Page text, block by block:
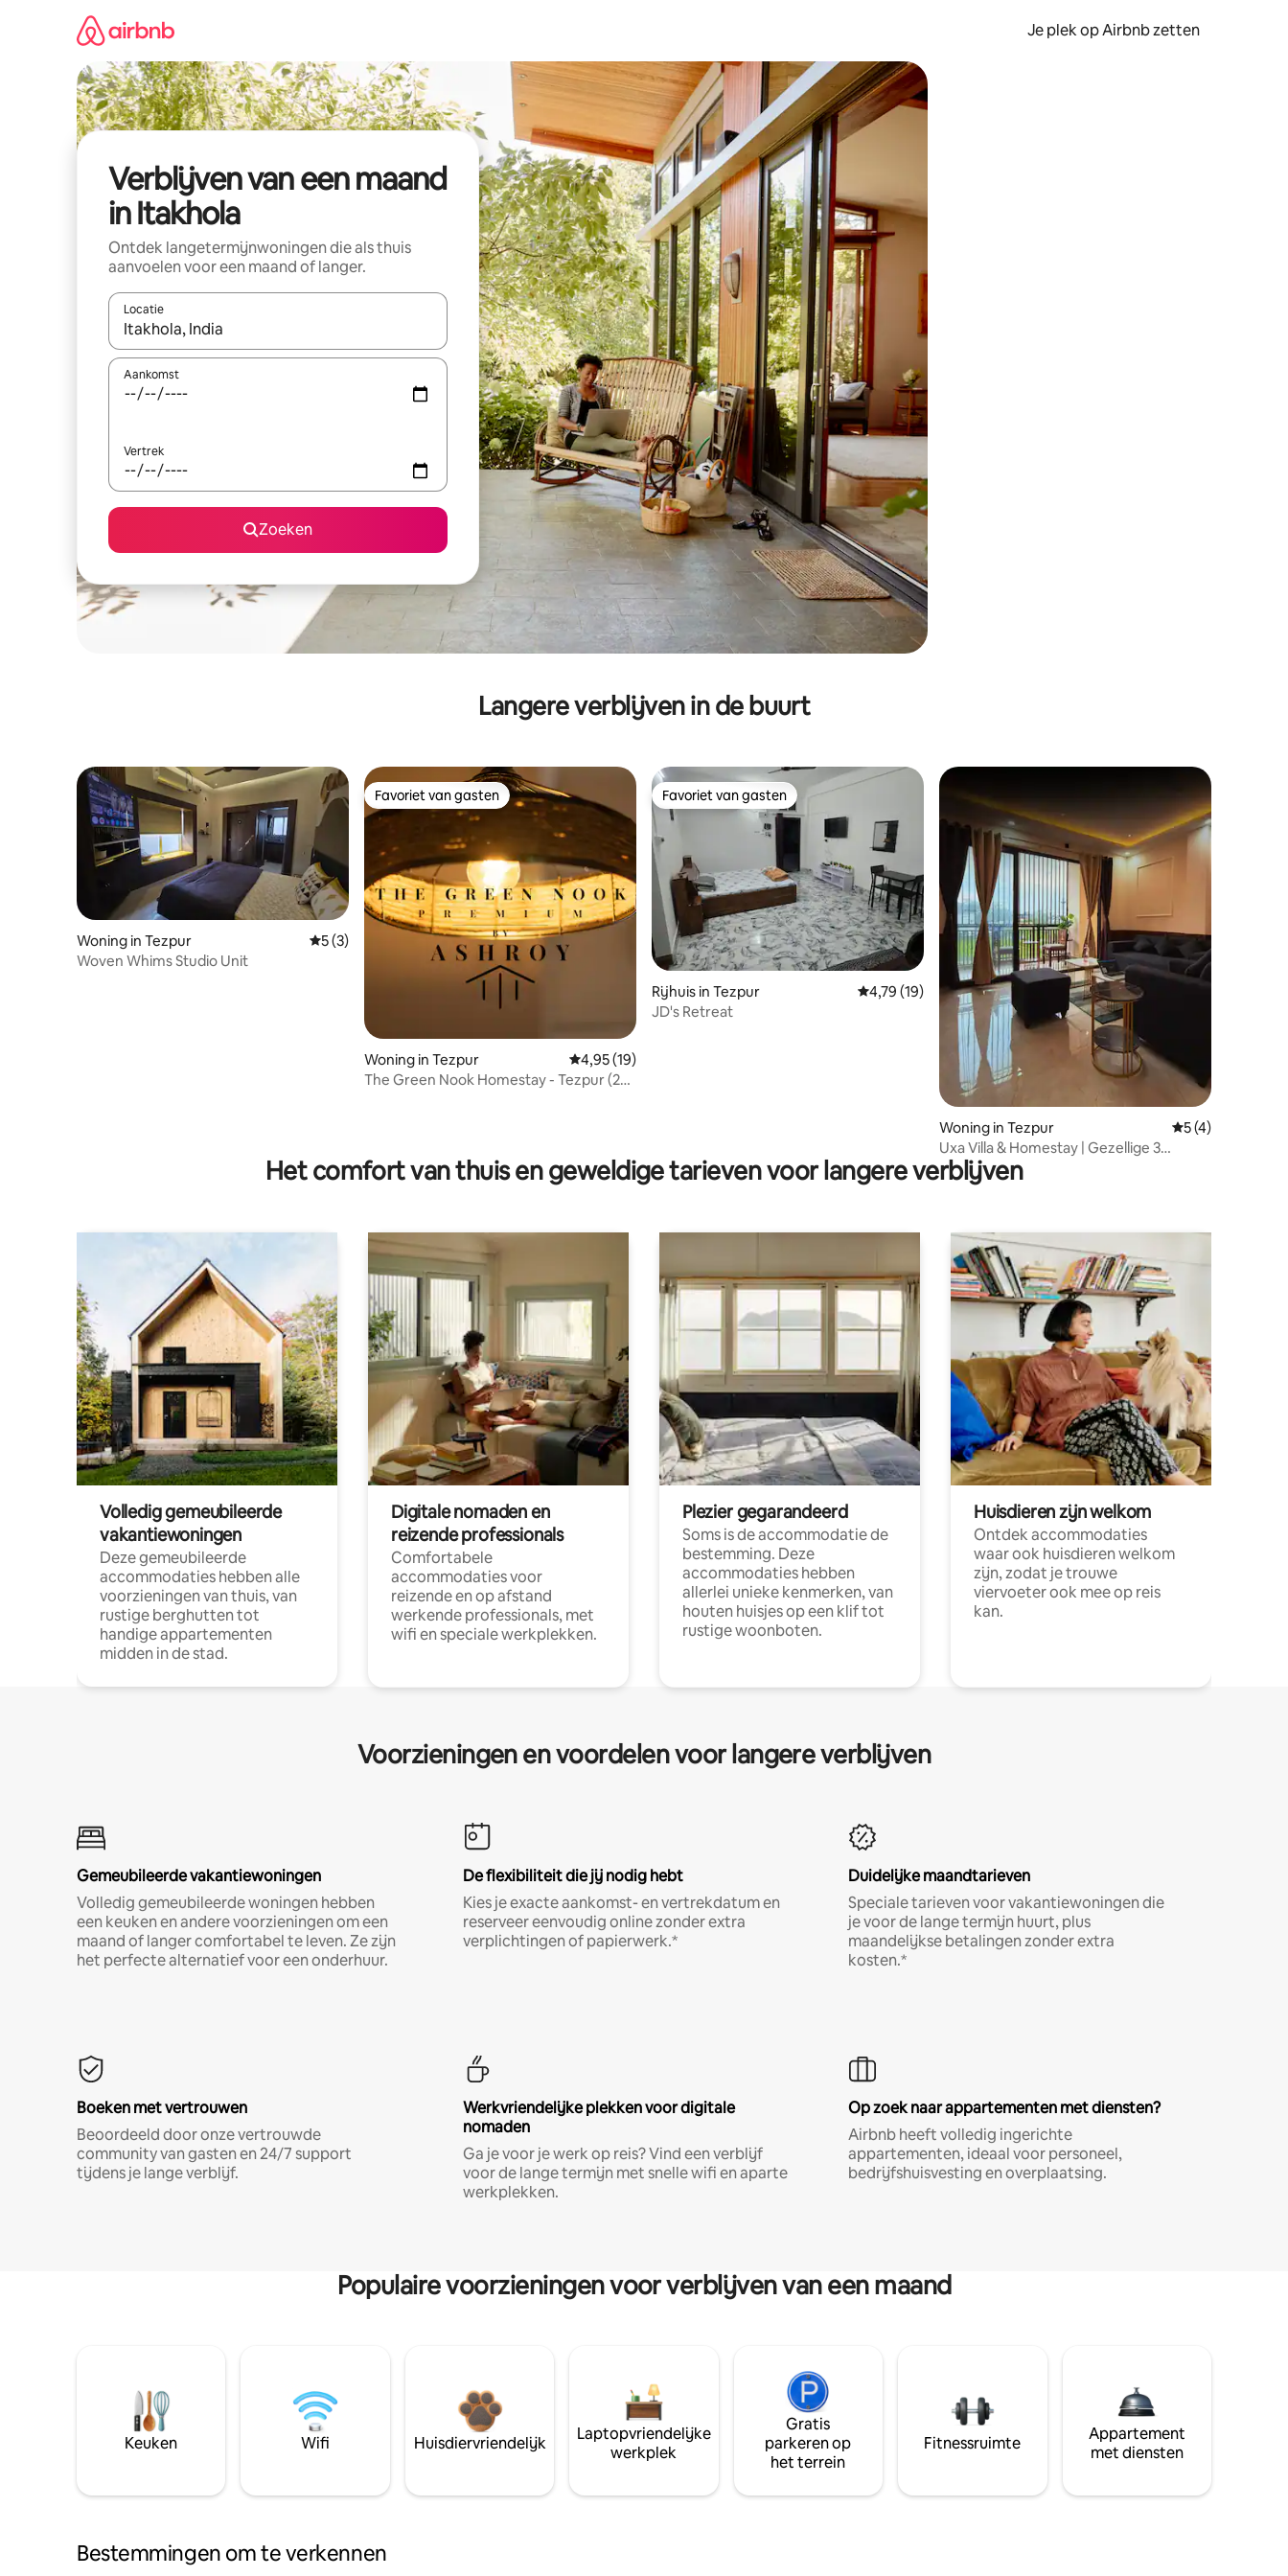
Je plek op Airbnb zetten
Verblijven van een maand
in Itakhola
Ontdek langetermijnwoningen die als thuis
aanvoelen voor een maand of langer.
Locatie
Wanneer er resultaten beschikbaar zijn, maak je een keuze met je de pijltjestoetsen omhoog en omlaag, óf door te tikken of swipen.
Aankomst
Vertrek
Zoeken
Langere verblijven in de buurt
Woning in Tezpur Gemiddelde beoordeling van 5 op 5, 3 recensies
5 (3)
Woven Whims Studio Unit
Favoriet van gasten
Favoriet van gasten
Woning in Tezpur Gemiddelde beoordeling van 4,95 op 5, 19 recensies
4,95 (19)
The Green Nook Homestay - Tezpur (2
Favoriet van gasten
Favoriet van gasten
Rijhuis in Tezpur Gemiddelde beoordeling van 4,79 op 5, 19 recensies
4,79 (19)
JD's Retreat
Woning in Tezpur Gemiddelde
5 (4)
Uxa Villa & Homestay | Gezellige 3
slaapkamers met woonkamer en lounge
| Airconditioning
Het comfort van thuis en geweldige tarieven voor langere verblijven
Volledig gemeubileerde
vakantiewoningen
Deze gemeubileerde
accommodaties hebben alle
voorzieningen van thuis, van
rustige berghutten tot
handige appartementen
midden in de stad.
Digitale nomaden en
reizende professionals
Comfortabele
accommodaties voor
reizende en op afstand
werkende professionals, met
wifi en speciale werkplekken.
Plezier gegarandeerd
Soms is de accommodatie de
bestemming. Deze
accommodaties hebben
allerlei unieke kenmerken, van
houten huisjes op een klif tot
rustige woonboten.
Huisdieren zijn welkom
Ontdek accommodaties
waar ook huisdieren welkom
zijn, zodat je trouwe
viervoeter ook mee op reis
kan.
Voorzieningen en voordelen voor langere verblijven
Gemeubileerde vakantiewoningen
Volledig gemeubileerde woningen hebben
een keuken en andere voorzieningen om een
maand of langer comfortabel te leven. Ze zijn
het perfecte alternatief voor een onderhuur.
De flexibiliteit die jij nodig hebt
Kies je exacte aankomst- en vertrekdatum en
reserveer eenvoudig online zonder extra
verplichtingen of papierwerk.*
Duidelijke maandtarieven
Speciale tarieven voor vakantiewoningen die
je voor de lange termijn huurt, plus
maandelijkse betalingen zonder extra
kosten.*
Boeken met vertrouwen
Beoordeeld door onze vertrouwde
community van gasten en 24/7 support
tijdens je lange verblijf.
Werkvriendelijke plekken voor digitale
nomaden
Ga je voor je werk op reis? Vind een verblijf
voor de lange termijn met snelle wifi en aparte
werkplekken.
Op zoek naar appartementen met diensten?
Airbnb heeft volledig ingerichte
appartementen, ideaal voor personeel,
bedrijfshuisvesting en overplaatsing.
Populaire voorzieningen voor verblijven van een maand
Keuken Wifi Huisdiervriendelijk
Laptopvriendelijke
werkplek
Gratis
parkeren op
het terrein
Fitnessruimte
Appartement
met diensten
Bestemmingen om te verkennen